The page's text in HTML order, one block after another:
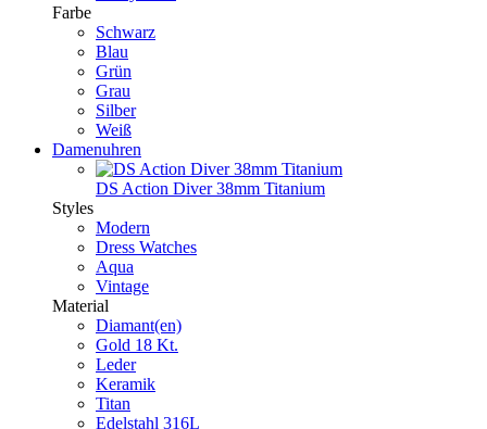
Farbe
Schwarz
Blau
Grün
Grau
Silber
Weiß
Damenuhren
DS Action Diver 38mm Titanium
Styles
Modern
Dress Watches
Aqua
Vintage
Material
Diamant(en)
Gold 18 Kt.
Leder
Keramik
Titan
Edelstahl 316L